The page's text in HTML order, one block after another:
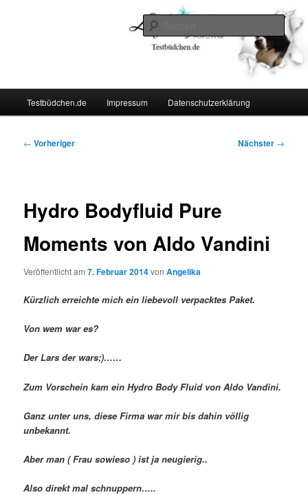
Testbüdchen.de Impressum Datenschutzerklärung
Beitragsnavigation
← Vorheriger Nächster →
Hydro Bodyfluid Pure
Moments von Aldo Vandini
Veröffentlicht am7. Februar 2014vonAngelika
Kürzlich erreichte mich ein liebevoll verpacktes Paket.
Von wem war es?
Der Lars der wars;)……
Zum Vorschein kam ein Hydro Body Fluid von Aldo Vandini.
Ganz unter uns, diese Firma war mir bis dahin völlig
unbekannt.
Aber man ( Frau sowieso ) ist ja neugierig..
Also direkt mal schnuppern…..